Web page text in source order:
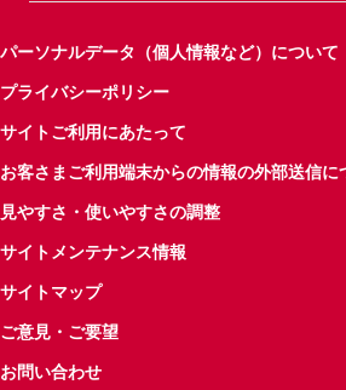
パーソナルデータ（個人情報など）について
プライバシーポリシー
サイトご利用にあたって
お客さまご利用端末からの情報の外部送信に
見やすさ・使いやすさの調整
サイトメンテナンス情報
サイトマップ
ご意見・ご要望
お問い合わせ